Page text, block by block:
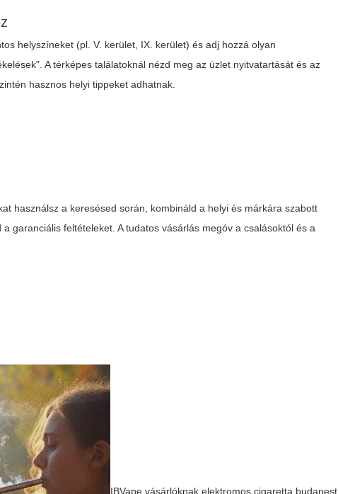
helyszíneket (pl. V. kerület, IX. kerület) és adj hozzá olyan
A térképes találatoknál nézd meg az üzlet nyitvatartását és az
hasznos helyi tippeket adhatnak.
használsz a keresésed során, kombináld a helyi és márkára szabott
garanciális feltételeket. A tudatos vásárlás megóv a csalásoktól és a
IBVape vásárlóknak elektromos cigaretta budapest